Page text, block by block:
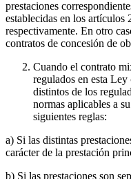
prestaciones
establecidas en los artículos
respectivamente. En otro
contratos de concesión de
Cuando el contrato
regulados en esta
distintos de los
normas aplicables a
siguientes reglas:
a) Si las distintas
carácter de la prestación
b) Si las prestaciones son